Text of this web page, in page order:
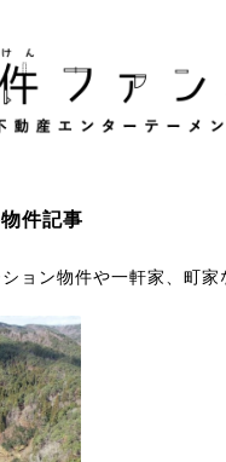
件記事
ョン物件や一軒家、町